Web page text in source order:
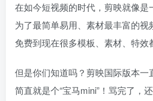
在如今短视频的时代，剪映就像
为了最简单易用、素材最丰富的
免费到现在很多模板、素材、特效
但是你们知道吗？剪映国际版本
简直就是个“宝马mini”！骂完了，